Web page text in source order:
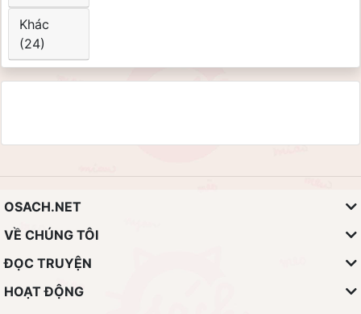
Khác
(24)
OSACH.NET
VỀ CHÚNG TÔI
ĐỌC TRUYỆN
HOẠT ĐỘNG